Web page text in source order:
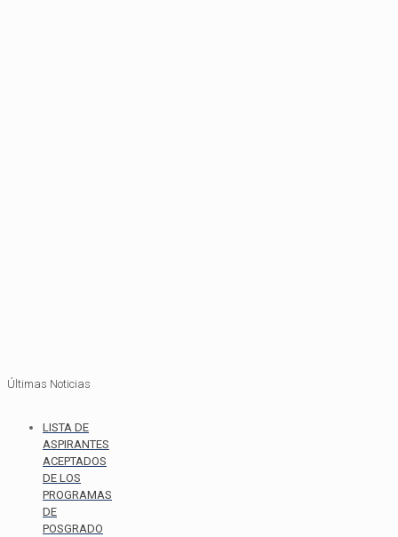
Últimas Noticias
LISTA DE
ASPIRANTES
ACEPTADOS
DE LOS
PROGRAMAS
DE
POSGRADO